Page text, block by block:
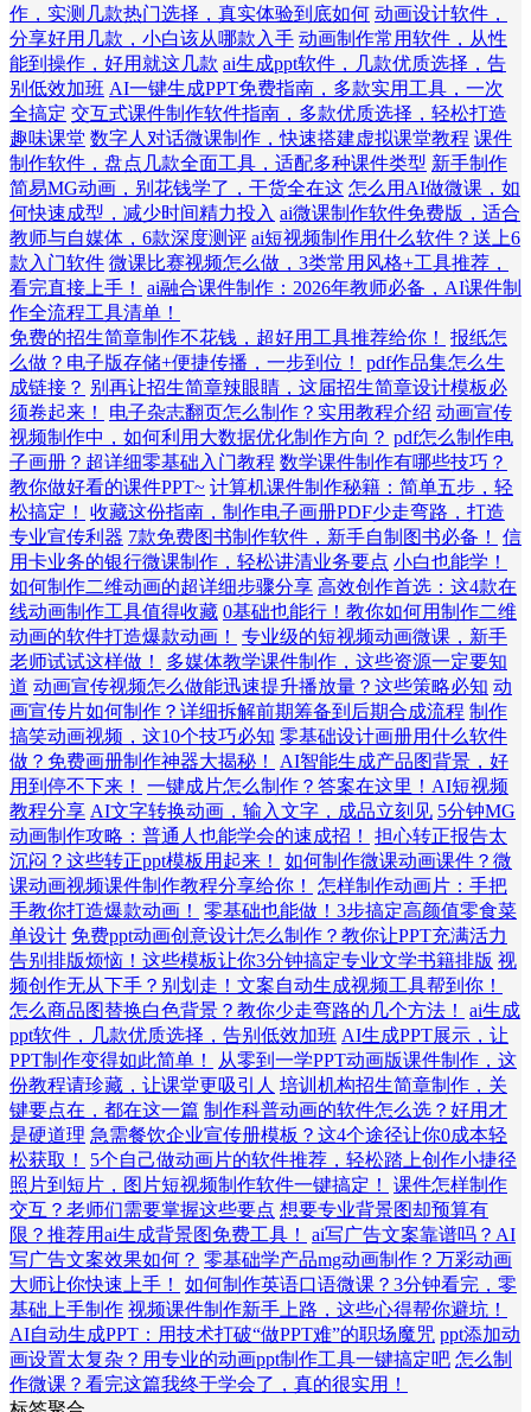
作，实测几款热门选择，真实体验到底如何 动画设计软件，
分享好用几款，小白该从哪款入手 动画制作常用软件，从性
能到操作，好用就这几款 ai生成ppt软件，几款优质选择，告
别低效加班 AI一键生成PPT免费指南，多款实用工具，一次
全搞定 交互式课件制作软件指南，多款优质选择，轻松打造
趣味课堂 数字人对话微课制作，快速搭建虚拟课堂教程 课件
制作软件，盘点几款全面工具，适配多种课件类型 新手制作
简易MG动画，别花钱学了，干货全在这 怎么用AI做微课，如
何快速成型，减少时间精力投入 ai微课制作软件免费版，适合
教师与自媒体，6款深度测评 ai短视频制作用什么软件？送上6
款入门软件 微课比赛视频怎么做，3类常用风格+工具推荐，
看完直接上手！
ai融合课件制作：2026年教师必备，AI课件制
作全流程工具清单！
免费的招生简章制作不花钱，超好用工具推荐给你！
报纸怎
么做？电子版存储+便捷传播，一步到位！
pdf作品集怎么生
成链接？ 别再让招生简章辣眼睛，这届招生简章设计模板必
须卷起来！
电子杂志翻页怎么制作？实用教程介绍 动画宣传
视频制作中，如何利用大数据优化制作方向？ pdf怎么制作电
子画册？超详细零基础入门教程 数学课件制作有哪些技巧？
教你做好看的课件PPT~ 计算机课件制作秘籍：简单五步，轻
松搞定！
收藏这份指南，制作电子画册PDF少走弯路，打造
专业宣传利器 7款免费图书制作软件，新手自制图书必备！
信
用卡业务的银行微课制作，轻松讲清业务要点 小白也能学！
如何制作二维动画的超详细步骤分享 高效创作首选：这4款在
线动画制作工具值得收藏 0基础也能行！教你如何用制作二维
动画的软件打造爆款动画！
专业级的短视频动画微课，新手
老师试试这样做！
多媒体教学课件制作，这些资源一定要知
道 动画宣传视频怎么做能迅速提升播放量？这些策略必知 动
画宣传片如何制作？详细拆解前期筹备到后期合成流程 制作
搞笑动画视频，这10个技巧必知 零基础设计画册用什么软件
做？免费画册制作神器大揭秘！
AI智能生成产品图背景，好
用到停不下来！
一键成片怎么制作？答案在这里！AI短视频
教程分享 AI文字转换动画，输入文字，成品立刻见 5分钟MG
动画制作攻略：普通人也能学会的速成招！
担心转正报告太
沉闷？这些转正ppt模板用起来！
如何制作微课动画课件？微
课动画视频课件制作教程分享给你！
怎样制作动画片：手把
手教你打造爆款动画！
零基础也能做！3步搞定高颜值零食菜
单设计 免费ppt动画创意设计怎么制作？教你让PPT充满活力
告别排版烦恼！这些模板让你3分钟搞定专业文学书籍排版 视
频创作无从下手？别划走！文案自动生成视频工具帮到你！
怎么商品图替换白色背景？教你少走弯路的几个方法！
ai生成
ppt软件，几款优质选择，告别低效加班 AI生成PPT展示，让
PPT制作变得如此简单！
从零到一学PPT动画版课件制作，这
份教程请珍藏，让课堂更吸引人 培训机构招生简章制作，关
键要点在，都在这一篇 制作科普动画的软件怎么选？好用才
是硬道理 急需餐饮企业宣传册模板？这4个途径让你0成本轻
松获取！
5个自己做动画片的软件推荐，轻松踏上创作小捷径
照片到短片，图片短视频制作软件一键搞定！
课件怎样制作
交互？老师们需要掌握这些要点 想要专业背景图却预算有
限？推荐用ai生成背景图免费工具！
ai写广告文案靠谱吗？AI
写广告文案效果如何？ 零基础学产品mg动画制作？万彩动画
大师让你快速上手！
如何制作英语口语微课？3分钟看完，零
基础上手制作 视频课件制作新手上路，这些心得帮你避坑！
AI自动生成PPT：用技术打破“做PPT难”的职场魔咒 ppt添加动
画设置太复杂？用专业的动画ppt制作工具一键搞定吧 怎么制
作微课？看完这篇我终于学会了，真的很实用！